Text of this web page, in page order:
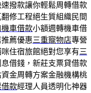
撥款讓你輕鬆周轉借款
翻修工程絕生質組織民間
車借款小額週轉機車借
薦優惠三重寵物店專營
住宿旅館絕對您享有三
借錢，新莊支票貸借款
金周轉方案金融機構桃
款經理人員透明化神器